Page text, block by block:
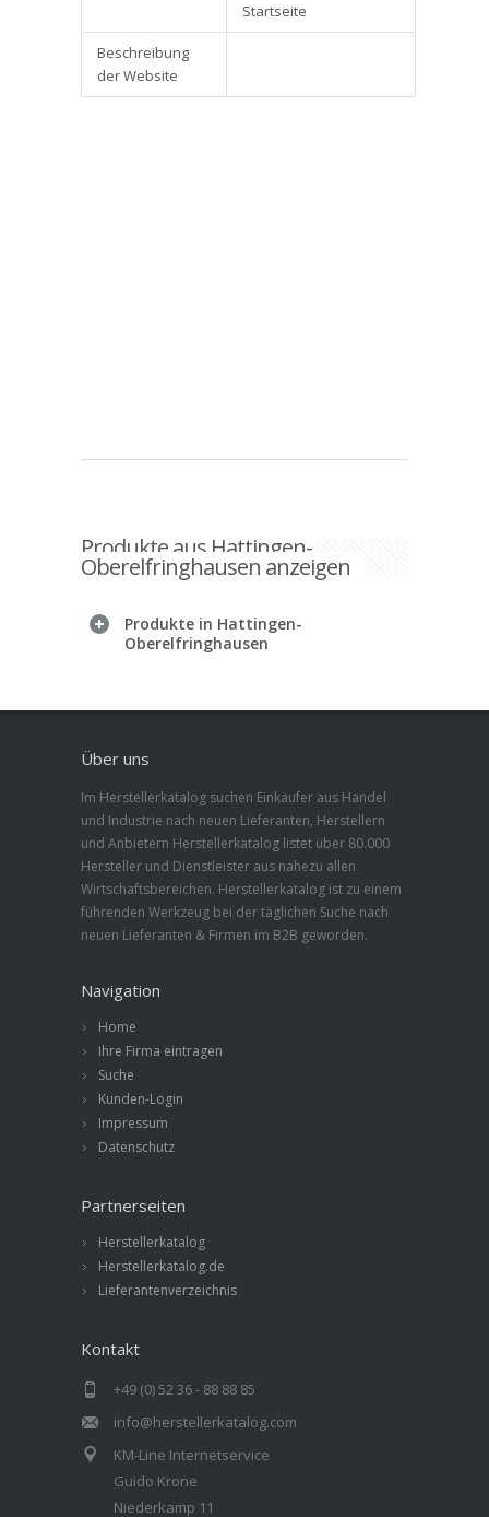
Startseite
Beschreibung
der Website
Produkte aus Hattingen-
Oberelfringhausen anzeigen
Produkte in Hattingen-
Oberelfringhausen
Über uns
Im Herstellerkatalog suchen Einkäufer aus Handel
und Industrie nach neuen Lieferanten, Herstellern
und Anbietern Herstellerkatalog listet über 80.000
Hersteller und Dienstleister aus nahezu allen
Wirtschaftsbereichen. Herstellerkatalog ist zu einem
führenden Werkzeug bei der täglichen Suche nach
neuen Lieferanten & Firmen im B2B geworden.
Navigation
Home
Ihre Firma eintragen
Suche
Kunden-Login
Impressum
Datenschutz
Partnerseiten
Herstellerkatalog
Herstellerkatalog.de
Lieferantenverzeichnis
Kontakt
+49 (0) 52 36 - 88 88 85
info@herstellerkatalog.com
KM-Line Internetservice
Guido Krone
Niederkamp 11